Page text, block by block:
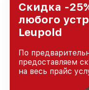
Скидка -
любого
Leupold
По
предоставляем
на весь прайс